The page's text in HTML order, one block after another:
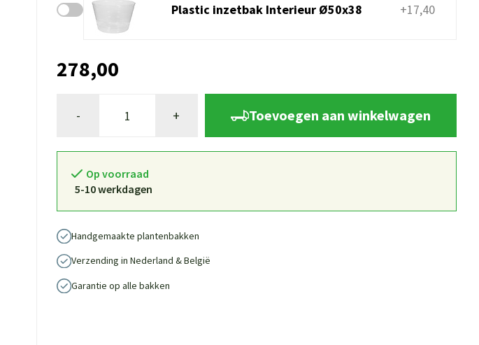
Plastic inzetbak Interieur Ø50x38 +17,40
278,00
- + Toevoegen aan winkelwagen
Op voorraad
5-10 werkdagen
Handgemaakte plantenbakken
Verzending in Nederland & België
Garantie op alle bakken